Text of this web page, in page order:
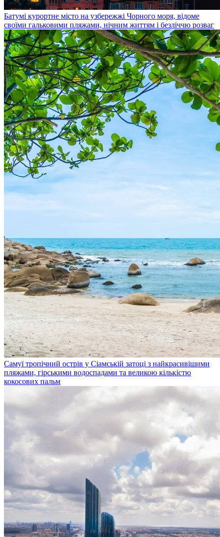
Батумі курортне місто на узбережжі Чорного моря, відоме
своїми гальковими пляжами, нічним життям і безліччю розваг
Самуї тропічний острів у Сіамській затоці з найкрасивішими
пляжами, гірськими водоспадами та великою кількістю
кокосових пальм